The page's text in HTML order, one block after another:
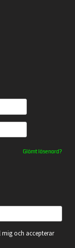
Glömt lösenord?
mig och accepterar